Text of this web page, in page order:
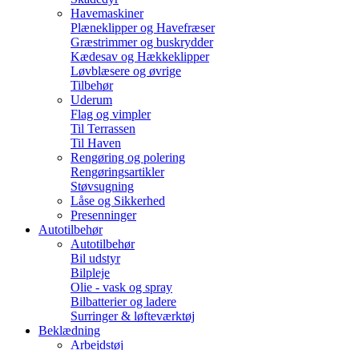
Havemaskiner
Plæneklipper og Havefræser
Græstrimmer og buskrydder
Kædesav og Hækkeklipper
Løvblæsere og øvrige
Tilbehør
Uderum
Flag og vimpler
Til Terrassen
Til Haven
Rengøring og polering
Rengøringsartikler
Støvsugning
Låse og Sikkerhed
Presenninger
Autotilbehør
Autotilbehør
Bil udstyr
Bilpleje
Olie - vask og spray
Bilbatterier og ladere
Surringer & løfteværktøj
Beklædning
Arbejdstøj